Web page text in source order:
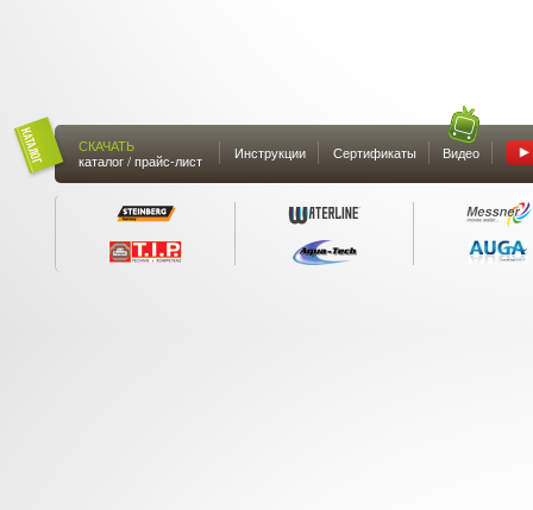
СКАЧАТЬ
каталог / прайс-лист
Инструкции Сертификаты Видео